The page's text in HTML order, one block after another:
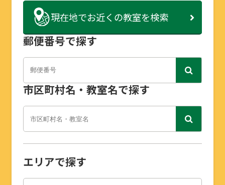
現在地でお近くの教室を検索
郵便番号で探す
市区町村名・教室名で探す
エリアで探す